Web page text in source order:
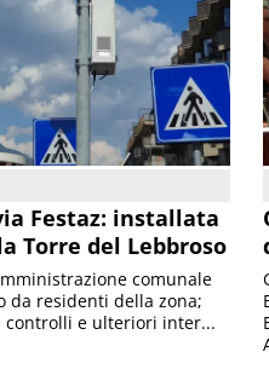
Festaz: installata
Torre del Lebbroso
comunale
da residenti della zona;
controlli e ulteriori inter...